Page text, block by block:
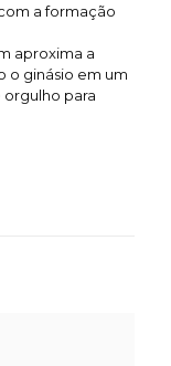
a formação
aproxima a
o ginásio em um
para